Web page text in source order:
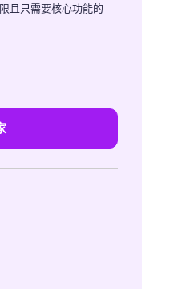
且只需要核心功能的